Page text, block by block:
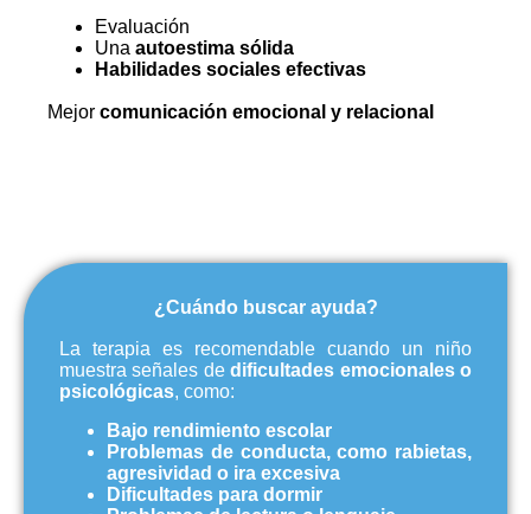
Evaluación
Una autoestima sólida
Habilidades sociales efectivas
Mejor comunicación emocional y relacional
¿Cuándo buscar ayuda?
La terapia es recomendable cuando un niño
muestra señales dedificultades emocionales o
psicológicas, como:
Bajo rendimiento escolar
Problemas de conducta, como rabietas,
agresividad o ira excesiva
Dificultades para dormir